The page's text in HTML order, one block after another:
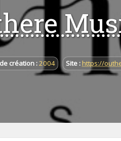
création :2004 Site : https://